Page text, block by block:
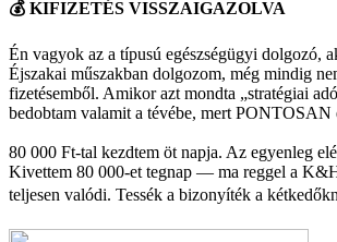
💰 KIFIZETÉS VISSZAIGAZOLVA
Én vagyok az a típusú egészségügyi dolgozó,
Éjszakai műszakban dolgozom, még mindig
fizetésemből. Amikor azt mondta „stratégiai
bedobtam valamit a tévébe, mert PONTOSAN
80 000 Ft-tal kezdtem öt napja. Az egyenleg
Kivettem 80 000-et tegnap — ma reggel a
teljesen valódi. Tessék a bizonyíték a